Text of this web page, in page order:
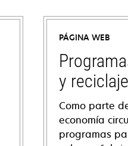
PÁGINA WEB
y
Como parte
economía
programas